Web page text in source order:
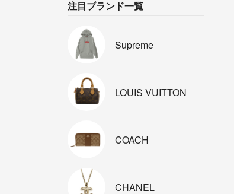
注目ブランド一覧
Supreme
LOUIS VUITTON
COACH
CHANEL